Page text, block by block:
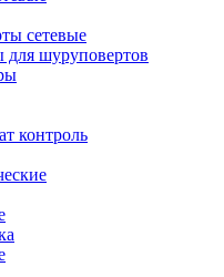
сетевые
для шуруповертов
контроль